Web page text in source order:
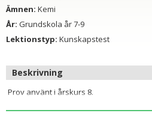
Ämnen: Kemi
År: Grundskola år 7-9
Lektionstyp: Kunskapstest
Beskrivning
Prov använt i årskurs 8.